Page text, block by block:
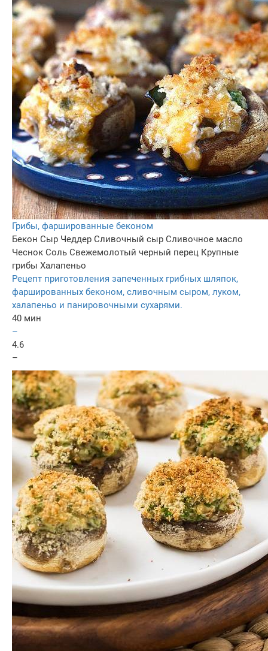
Грибы, фаршированные беконом
Бекон Сыр Чеддер Сливочный сыр Сливочное масло
Чеснок Соль Свежемолотый черный перец Крупные
грибы Халапеньо
Рецепт приготовления запеченных грибных шляпок,
фаршированных беконом, сливочным сыром, луком,
халапеньо и панировочными сухарями.
40 мин
–
4.6
–